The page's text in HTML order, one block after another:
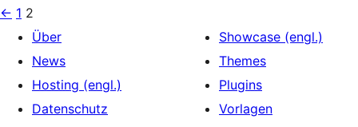
← 1 2
Über
News
Hosting (engl.)
Datenschutz
Showcase (engl.)
Themes
Plugins
Vorlagen